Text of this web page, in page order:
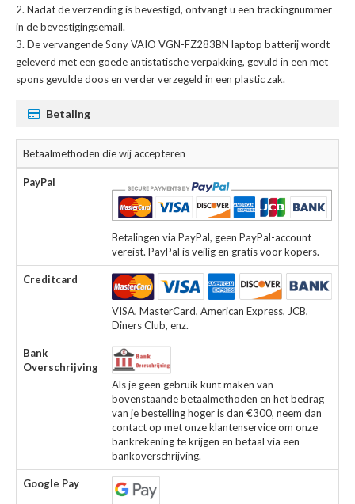
Nadat de verzending is bevestigd, ontvangt u een trackingnummer
in de bevestigingsemail.
Devervangende Sony VAIO VGN-FZ283BN laptop batterijwordt
geleverd met een goede antistatische verpakking, gevuld in een met
spons gevulde doos en verder verzegeld in een plastic zak.
Betaling
Betaalmethoden die wij accepteren
PayPal
Betalingen via PayPal, geen PayPal-account
vereist. PayPal is veilig en gratis voor kopers.
Creditcard
VISA, MasterCard, American Express, JCB,
Diners Club, enz.
Bank
Overschrijving
Als je geen gebruik kunt maken van
bovenstaande betaalmethoden en het bedrag
van je bestelling hoger is dan €300, neem dan
contact op met onze klantenservice om onze
bankrekening te krijgen en betaal via een
bankoverschrijving.
Google Pay